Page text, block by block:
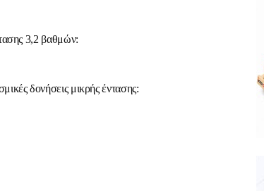
3,2 βαθμών:
δονήσεις μικρής έντασης: